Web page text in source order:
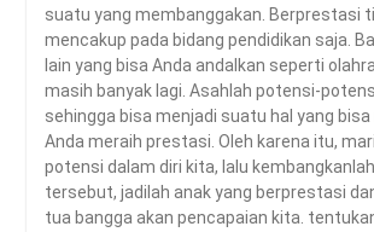
suatu yang membanggakan. Berprestasi
mencakup pada bidang pendidikan saja.
lain yang bisa Anda andalkan seperti
masih banyak lagi. Asahlah potensi-
sehingga bisa menjadi suatu hal yang
Anda meraih prestasi. Oleh karena itu,
potensi dalam diri kita, lalu
tersebut, jadilah anak yang berprestasi
tua bangga akan pencapaian kita.